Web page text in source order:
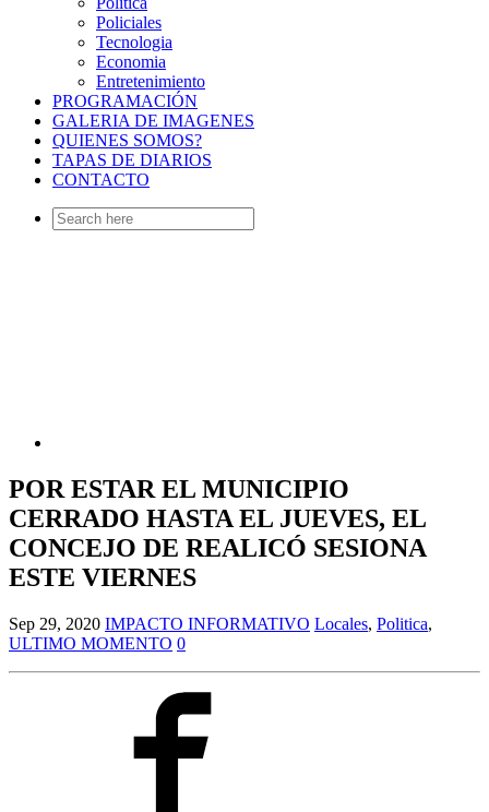
Policiales
Tecnologia
Economia
Entretenimiento
PROGRAMACIÓN
GALERIA DE IMAGENES
QUIENES SOMOS?
TAPAS DE DIARIOS
CONTACTO
Search
for:
POR ESTAR EL MUNICIPIO
CERRADO HASTA EL JUEVES, EL
CONCEJO DE REALICÓ SESIONA
ESTE VIERNES
Sep 29, 2020 IMPACTO INFORMATIVO Locales, Politica,
ULTIMO MOMENTO 0